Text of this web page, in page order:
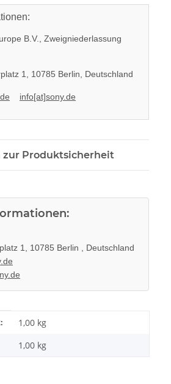
B.V., Zweigniederlassung
1, 10785 Berlin, Deutschland
info[at]sony.de
zur Produktsicherheit
1, 10785 Berlin , Deutschland
1,00 kg
1,00 kg